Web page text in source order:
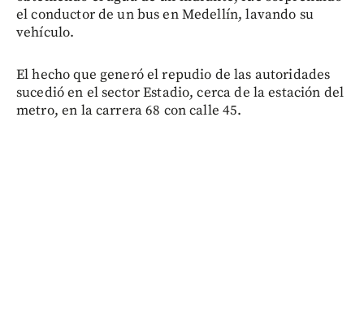
el conductor de un bus en Medellín, lavando su
vehículo.
El hecho que generó el repudio de las autoridades
sucedió en el sector Estadio, cerca de la estación del
metro, en la carrera 68 con calle 45.